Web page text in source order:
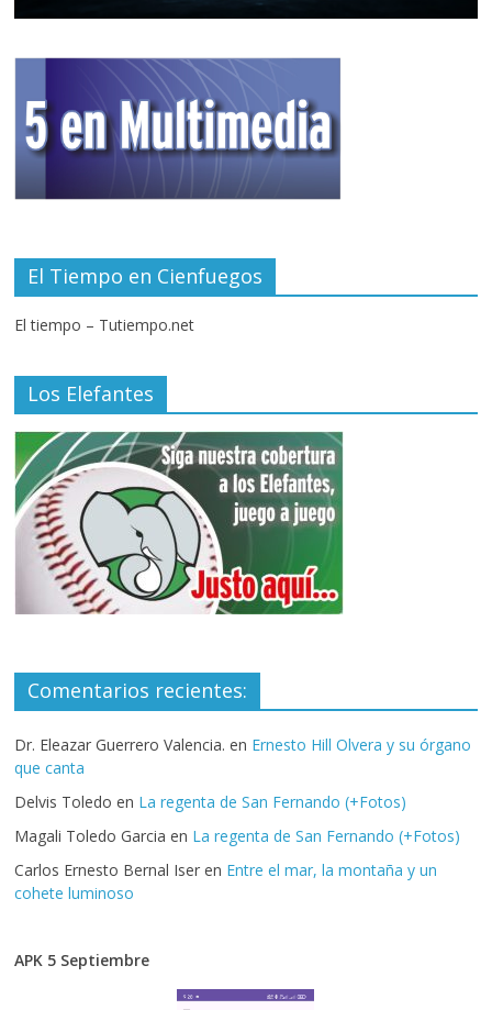
El Tiempo en Cienfuegos
El tiempo – Tutiempo.net
Los Elefantes
Comentarios recientes:
Dr. Eleazar Guerrero Valencia. en Ernesto Hill Olvera y su órgano
que canta
Delvis Toledo en La regenta de San Fernando (+Fotos)
Magali Toledo Garcia en La regenta de San Fernando (+Fotos)
Carlos Ernesto Bernal Iser en Entre el mar, la montaña y un
cohete luminoso
APK 5 Septiembre